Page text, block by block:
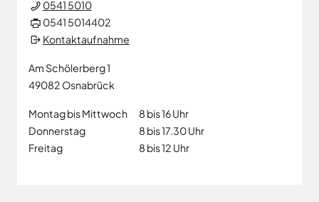
0541 5010
0541 5014402
Kontaktaufnahme
Am Schölerberg 1
49082 Osnabrück
Montag bis Mittwoch
8 bis 16 Uhr
Donnerstag
8 bis 17.30 Uhr
Freitag
8 bis 12 Uhr